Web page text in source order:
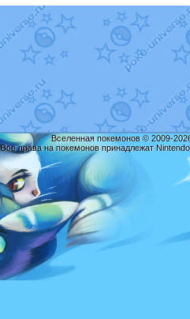
Вселенная покемонов © 2009-
Все права на покемонов принадлежат